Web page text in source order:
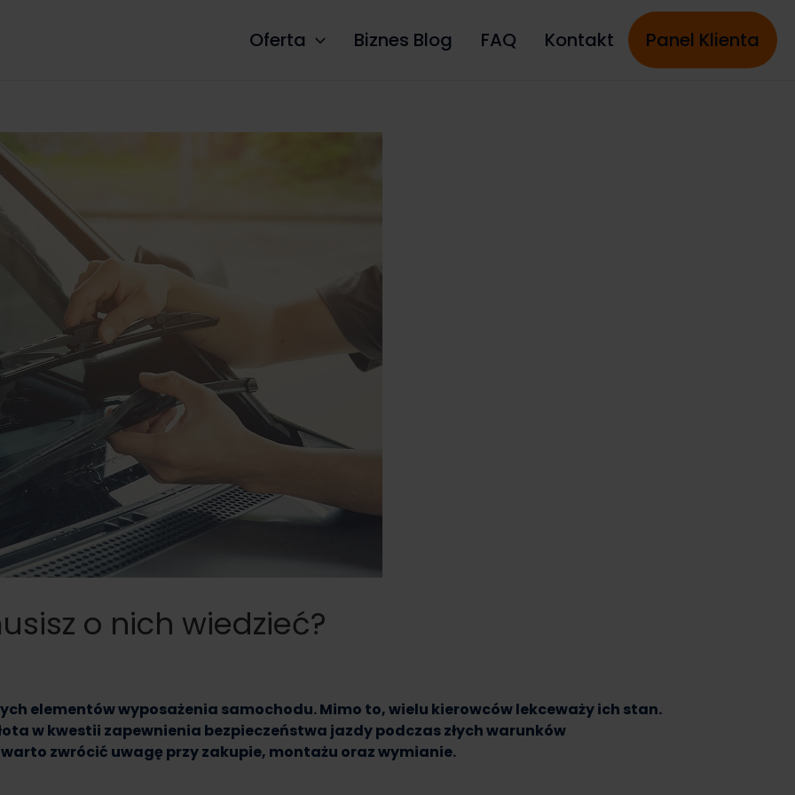
Oferta Biznes Blog FAQ Kontakt Panel Klienta
o nich wiedzieć?
elementów wyposażenia samochodu. Mimo to, wielu kierowców lekceważy ich stan.
w kwestii zapewnienia bezpieczeństwa jazdy podczas złych warunków
zwrócić uwagę przy zakupie, montażu oraz wymianie.